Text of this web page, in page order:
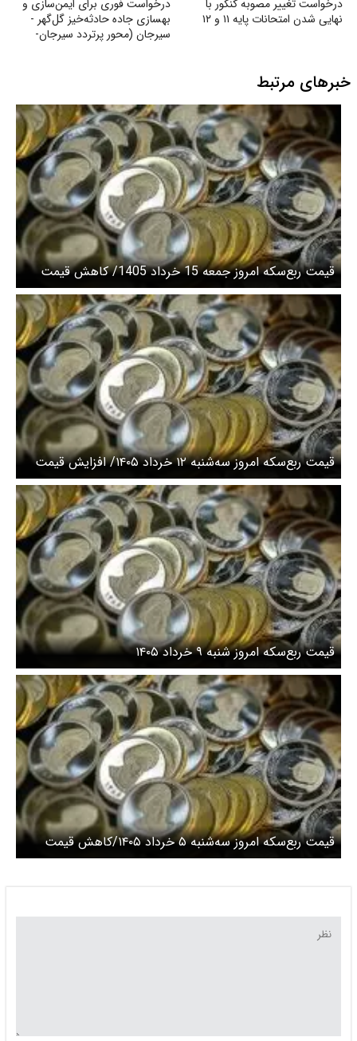
درخواست تغییر مصوبه کنکور با
نهایی شدن امتحانات پایه ۱۱ و ۱۲
درخواست فوری برای ایمن‌سازی و
بهسازی جاده حادثه‌خیز گل‌گهر -
سیرجان (محور پرتردد سیرجان-
خبرهای مرتبط
قیمت ربع‌سکه امروز جمعه 15 خرداد 1405/ کاهش قیمت
قیمت ربع‌سکه امروز سه‌شنبه ۱۲ خرداد ۱۴۰۵/ افزایش قیمت
قیمت ربع‌سکه امروز شنبه ۹ خرداد ۱۴۰۵
قیمت ربع‌سکه امروز سه‌شنبه ۵ خرداد ۱۴۰۵/کاهش قیمت